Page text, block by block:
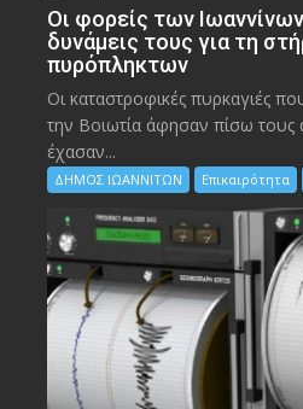
Οι φορείς των
δυνάμεις τους για τη
πυρόπληκτων
Οι καταστροφικές πυρκαγιές
την Bοιωτία άφησαν πίσω
έχασαν...
ΔΗΜΟΣ ΙΩΑΝΝΙΤΩΝ Επικαιρότητα